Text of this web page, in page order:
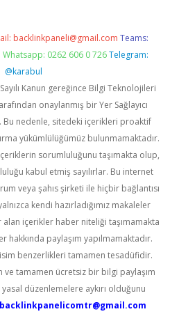
backlinkpaneli@gmail.com Teams:
Whatsapp: 0262 606 0 726 Telegram:
@karabul
Kanun gereğince Bilgi Teknolojileri
onaylanmış bir Yer Sağlayıcı
nedenle, sitedeki içerikleri proaktif
yükümlülüğümüz bulunmamaktadır.
sorumluluğunu taşımakta olup,
kabul etmiş sayılırlar. Bu internet
veya şahıs şirketi ile hiçbir bağlantısı
kendi hazırladığımız makaleler
alan içerikler haber niteliği taşımamakta
hakkında paylaşım yapılmamaktadır.
benzerlikleri tamamen tesadüfidir.
ve tamamen ücretsiz bir bilgi paylaşım
düzenlemelere aykırı olduğunu
backlinkpanelicomtr@gmail.com